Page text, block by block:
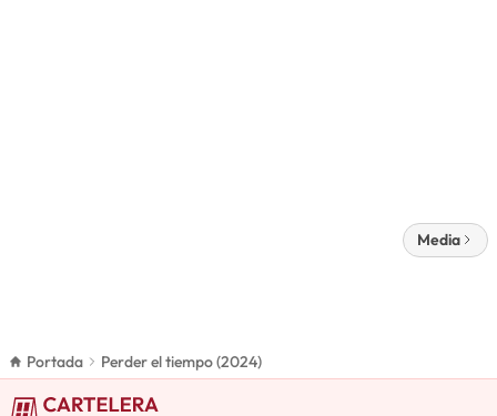
Media
Portada Perder el tiempo (2024)